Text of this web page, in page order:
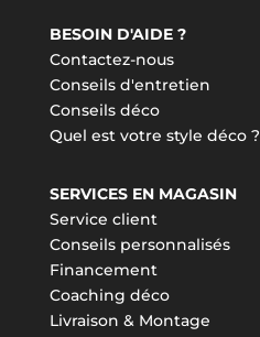
BESOIN D'AIDE ?
Contactez-nous
Conseils d'entretien
Conseils déco
Quel est votre style déco ?
SERVICES EN MAGASIN
Service client
Conseils personnalisés
Financement
Coaching déco
Livraison & Montage